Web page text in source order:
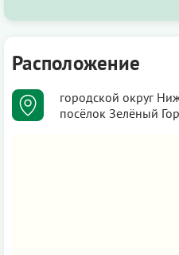
Расположение
городской округ
посёлок Зелёный